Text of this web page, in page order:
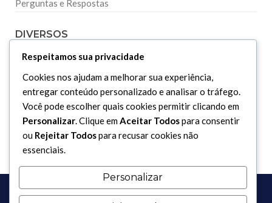
Perguntas e Respostas
DIVERSOS
Dicionário Islâmico
Downloads
Respeitamos sua privacidade
Cookies nos ajudam a melhorar sua experiência,
entregar conteúdo personalizado e analisar o tráfego.
Você pode escolher quais cookies permitir clicando em
Personalizar. Clique emAceitar Todospara consentir
ou Rejeitar Todospara recusar cookies não
essenciais.
Personalizar